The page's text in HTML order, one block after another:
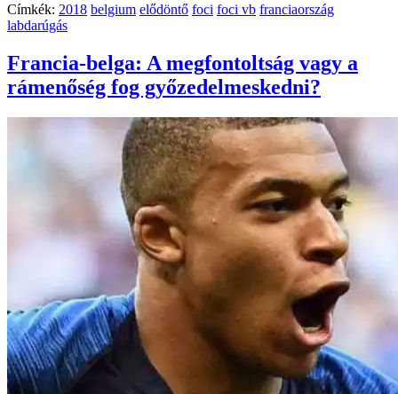
Címkék: 2018 belgium elődöntő foci foci vb franciaország
labdarúgás
Francia-belga: A megfontoltság vagy a
rámenőség fog győzedelmeskedni?